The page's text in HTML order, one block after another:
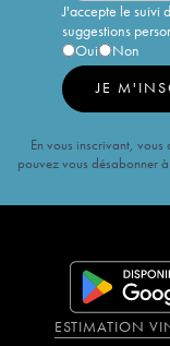
J'accepte le suivi
suggestions
Oui
Non
JE
En vous inscrivant,
pouvez vous désabonner
ESTIMATION